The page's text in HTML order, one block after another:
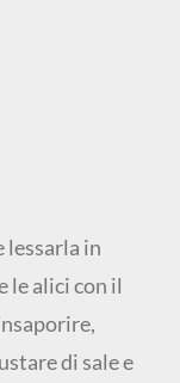
lessarla in
le alici con il
di sale e